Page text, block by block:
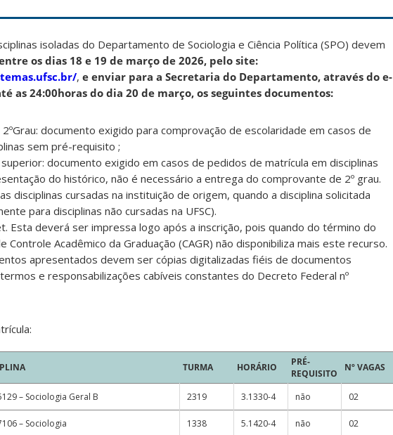
isoladas do Departamento de Sociologia e Ciência Política (SPO) devem
os dias 18 e 19 de março de 2026, pelo site:
, e enviar para a Secretaria do Departamento, através do e-
as 24:00horas do dia 20 de março, os seguintes documentos:
documento exigido para comprovação de escolaridade em casos de
sem pré-requisito ;
documento exigido em casos de pedidos de matrícula em disciplinas
do histórico, não é necessário a entrega do comprovante de 2º grau.
disciplinas cursadas na instituição de origem, quando a disciplina solicitada
para disciplinas não cursadas na UFSC).
Esta deverá ser impressa logo após a inscrição, pois quando do término do
Controle Acadêmico da Graduação (CAGR) não disponibiliza mais este recurso.
apresentados devem ser cópias digitalizadas fiéis de documentos
e responsabilizações cabíveis constantes do Decreto Federal nº
TURMA HORÁRIO
PRÉ-
REQUISITO
Nº VAGAS
– Sociologia Geral B 2319 3.1330-4 não 02
– Sociologia 1338 5.1420-4 não 02